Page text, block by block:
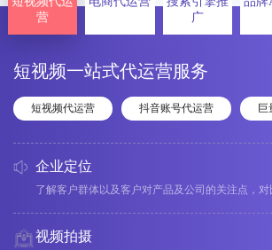
营
广
短视频一站式代运营服务
短视频代运营 抖音账号代运营 巨
企业定位
了解客户群体以及客户对产品及公司的关注点，
视频拍摄